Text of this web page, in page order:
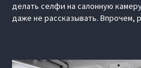
делать селфи на салонную
даже не рассказывать. Впрочем,